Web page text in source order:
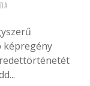
képregény